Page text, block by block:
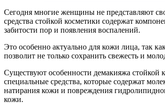
Сегодня многие женщины не представляют
средства стойкой косметики содержат
забитости пор и появления воспалений.
Это особенно актуально для кожи лица, так
позволит не только сохранить свежесть и
Существуют особенности демакияжа стойкой
специальные средства, которые содержат
натирания кожи и повреждения
кожи.